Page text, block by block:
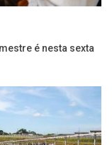
é nesta sexta